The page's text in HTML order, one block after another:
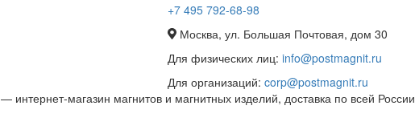
+7 495 792-68-98
Москва, ул. Большая Почтовая, дом 30
Для физических лиц: info@postmagnit.ru
Для организаций: corp@postmagnit.ru
— интернет-магазин магнитов и магнитных изделий, доставка по всей России